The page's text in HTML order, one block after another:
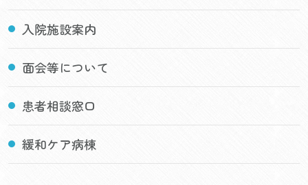
入院施設案内
面会等について
患者相談窓口
緩和ケア病棟